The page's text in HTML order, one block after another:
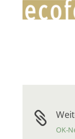

OK-